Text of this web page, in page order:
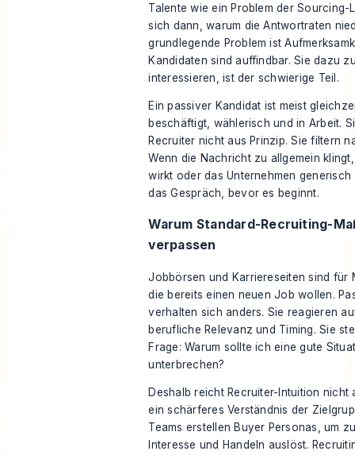
Talente wie ein Problem der Sourcing-
sich dann, warum die Antwortraten
grundlegende Problem ist
Kandidaten sind auffindbar. Sie dazu
interessieren, ist der schwierige Teil.
Ein passiver Kandidat ist meist
beschäftigt, wählerisch und in Arbeit.
Recruiter nicht aus Prinzip. Sie filtern
Wenn die Nachricht zu allgemein
wirkt oder das Unternehmen
das Gespräch, bevor es beginnt.
Warum Standard-Recruiting-
verpassen
Jobbörsen und Karriereseiten sind für
die bereits einen neuen Job wollen.
verhalten sich anders. Sie reagieren
berufliche Relevanz und Timing. Sie
Frage: Warum sollte ich eine gute
unterbrechen?
Deshalb reicht Recruiter-Intuition nicht
ein schärferes Verständnis der
Teams erstellen Buyer Personas, um
Interesse und Handeln auslöst.